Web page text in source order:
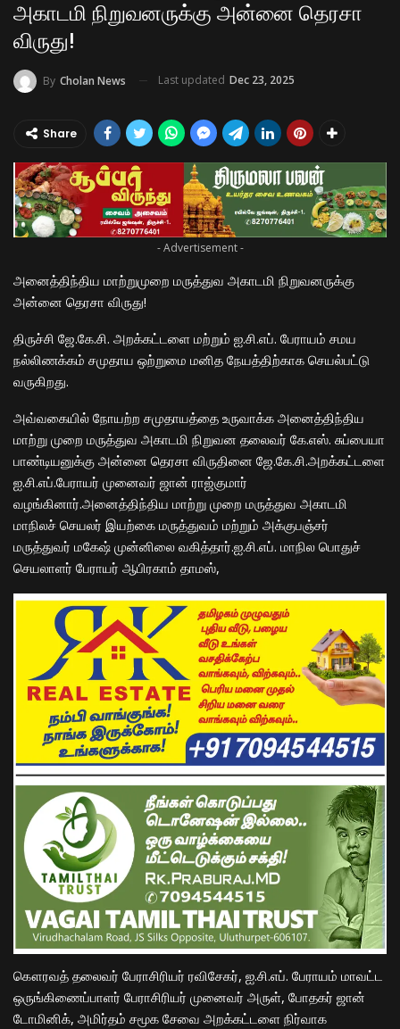
அகாடமி நிறுவனருக்கு அன்னை தெரசா
விருது!
By Cholan News Last updated Dec 23, 2025
Share
- Advertisement -
அனைத்திந்திய மாற்றுமுறை மருத்துவ அகாடமி நிறுவனருக்கு
அன்னை தெரசா விருது!
திருச்சி ஜே.கே.சி. அறக்கட்டளை மற்றும் ஐ.சி.எப். பேராயம் சமய
நல்லிணக்கம் சமுதாய ஒற்றுமை மனித நேயத்திற்காக செயல்பட்டு
வருகிறது.
அவ்வகையில் நோயற்ற சமுதாயத்தை உருவாக்க அனைத்திந்திய
மாற்று முறை மருத்துவ அகாடமி நிறுவன தலைவர் கே.எஸ். சுப்பையா
பாண்டியனுக்கு அன்னை தெரசா விருதினை ஜே.கே.சி.அறக்கட்டளை
ஐ.சி.எப்.பேராயர் முனைவர் ஜான் ராஜ்குமார்
வழங்கினார்.அனைத்திந்திய மாற்று முறை மருத்துவ அகாடமி
மாநிலச் செயலர் இயற்கை மருத்துவம் மற்றும் அக்குபஞ்சர்
மருத்துவர் மகேஷ் முன்னிலை வகித்தார்.ஐ.சி.எப். மாநில பொதுச்
செயலாளர் பேராயர் ஆபிரகாம் தாமஸ்,
கௌரவத் தலைவர் பேராசிரியர் ரவிசேகர், ஐ.சி.எப். பேராயம் மாவட்ட
ஒருங்கிணைப்பாளர் பேராசிரியர் முனைவர் அருள், போதகர் ஜான்
டோமினிக், அமிர்தம் சமூக சேவை அறக்கட்டளை நிர்வாக